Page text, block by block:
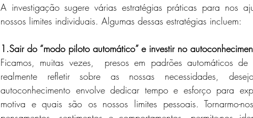
A investigação sugere várias estratégias práticas para nos
nossos limites individuais. Algumas dessas estratégias incluem:
1.Sair do “modo piloto automático” e investir no
Ficamos, muitas vezes,  presos em padrões automáticos
realmente refletir sobre as nossas necessidades,
autoconhecimento envolve dedicar tempo e esforço para
motiva e quais são os nossos limites pessoais. Tornarmo-